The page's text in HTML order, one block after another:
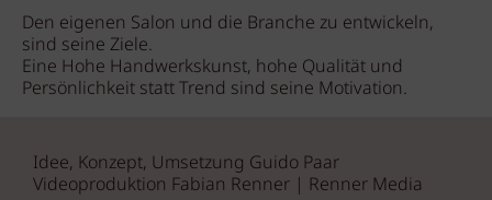
Den eigenen Salon und die Branche zu entwickeln,
sind seine Ziele.
Eine Hohe Handwerkskunst, hohe Qualität und
Persönlichkeit statt Trend sind seine Motivation.
Idee, Konzept, Umsetzung Guido Paar
Videoproduktion Fabian Renner | Renner Media